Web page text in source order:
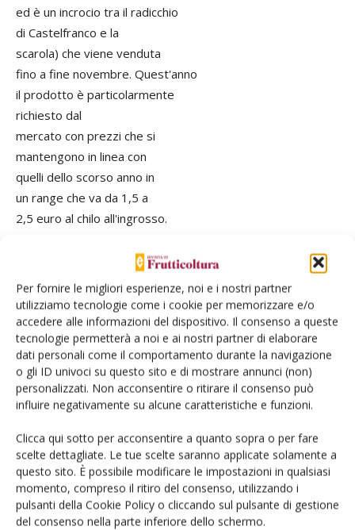
Per fornire le migliori esperienze, noi e i nostri partner
utilizziamo tecnologie come i cookie per memorizzare e/o
accedere alle informazioni del dispositivo. Il consenso a queste
tecnologie permetterà a noi e ai nostri partner di elaborare
dati personali come il comportamento durante la navigazione
o gli ID univoci su questo sito e di mostrare annunci (non)
personalizzati. Non acconsentire o ritirare il consenso può
influire negativamente su alcune caratteristiche e funzioni.
Clicca qui sotto per acconsentire a quanto sopra o per fare
scelte dettagliate. Le tue scelte saranno applicate solamente a
questo sito. È possibile modificare le impostazioni in qualsiasi
momento, compreso il ritiro del consenso, utilizzando i
pulsanti della Cookie Policy o cliccando sul pulsante di gestione
del consenso nella parte inferiore dello schermo.
ed è un incrocio tra il radicchio
di Castelfranco e la
scarola) che viene venduta
fino a fine novembre. Quest'anno
il prodotto è particolarmente
richiesto dal
mercato con prezzi che si
mantengono in linea con
quelli dello scorso anno in
un range che va da 1,5 a
2,5 euro al chilo all'ingrosso.
Anche in questo caso le
superfici coltivate sono aumentate,
passando dai 557
ettari della stagione
2012-2013 ai 700 ettari circa
di quest'anno.
Facebook Twitter